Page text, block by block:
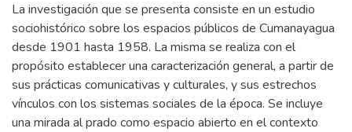
La investigación que se presenta consiste en un estudio
sociohistórico sobre los espacios públicos de Cumanayagua
desde 1901 hasta 1958. La misma se realiza con el
propósito establecer una caracterización general, a partir de
sus prácticas comunicativas y culturales, y sus estrechos
vínculos con los sistemas sociales de la época. Se incluye
una mirada al prado como espacio abierto en el contexto